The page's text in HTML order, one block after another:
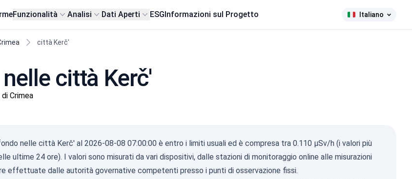
Funzionalità Analisi Dati Aperti ESGInformazioni sul Progetto Italiano
città Kerč'
città Kerč'
Crimea
nelle città Kerč' al 2026-08-08 07:00:00 è entro i limiti usuali ed è compresa tra 0.110 µSv/h (i valori più
ultime 24 ore). I valori sono misurati da vari dispositivi, dalle stazioni di monitoraggio online alle misurazioni
effettuate dalle autorità governative competenti presso i punti di osservazione fissi.